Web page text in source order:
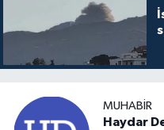
MUHABIR
Haydar